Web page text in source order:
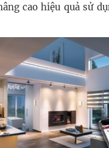
cao hiệu quả sử